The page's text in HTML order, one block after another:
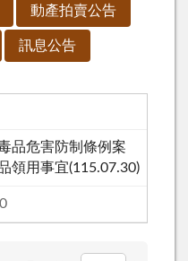
動產拍賣公告
訊息公告
品危害防制條例案
領用事宜(115.07.30)